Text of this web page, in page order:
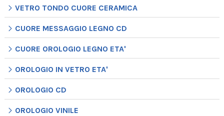
VETRO TONDO CUORE CERAMICA
CUORE MESSAGGIO LEGNO CD
CUORE OROLOGIO LEGNO ETA'
OROLOGIO IN VETRO ETA'
OROLOGIO CD
OROLOGIO VINILE